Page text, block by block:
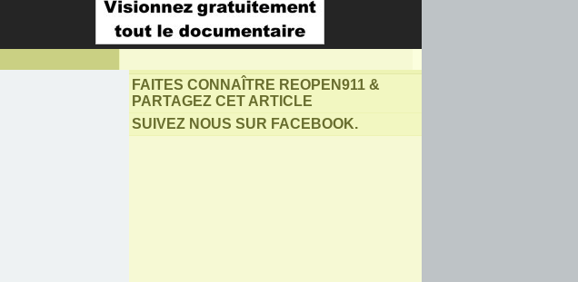
FAITES CONNAÎTRE REOPEN911 &
PARTAGEZ CET ARTICLE
SUIVEZ NOUS SUR FACEBOOK.